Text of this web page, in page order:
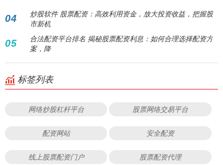
04
炒股软件 股票配资：高效利用资金，放大投资收益，把握股
市新机
05
合法配资平台排名 揭秘股票配资利息：如何合理选择配资方
案，降
标签列表
网络炒股杠杆平台 股票网络交易平台
配资网站 安全配资
线上股票配资门户 股票配资代理